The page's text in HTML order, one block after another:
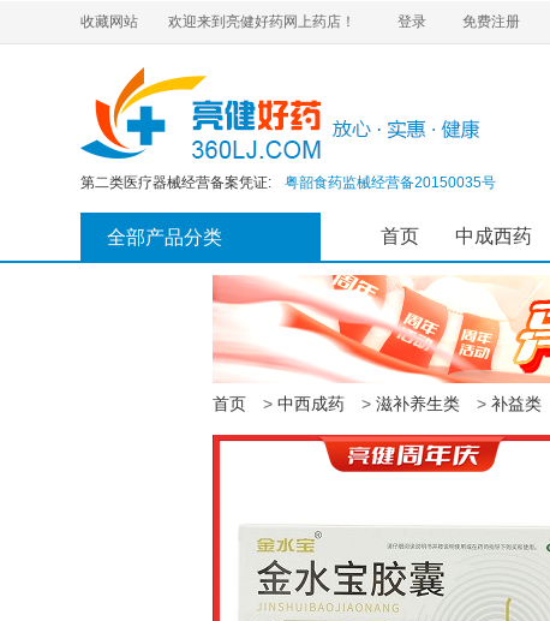
收藏网站 欢迎来到亮健好药网上药店！ 登录 免费注册
药品经营许可证编号:
营业执照:
91440200668211190E
医疗器械经营许可证:
粤韶药监械经营许20220105号
第二类医疗器械经营备案凭证:
粤韶食药监械经营备20150035号
执业药师注册证:
201910026440000456
互联网药品信息服务资格证书:
粤—经营性—2020—0437
药品经营许可证编号:
粤BA7510163
91440200668211190E
医疗器械经营许可证:
粤韶药监械经营许20220105号
第二类医疗器械经营备案凭证:
粤韶食药监械经营备20150035号
JY14402040013102
201910026440000456
全部产品分类 首页 中成西药
首页 > 中西成药 > 滋补养生类 > 补益类